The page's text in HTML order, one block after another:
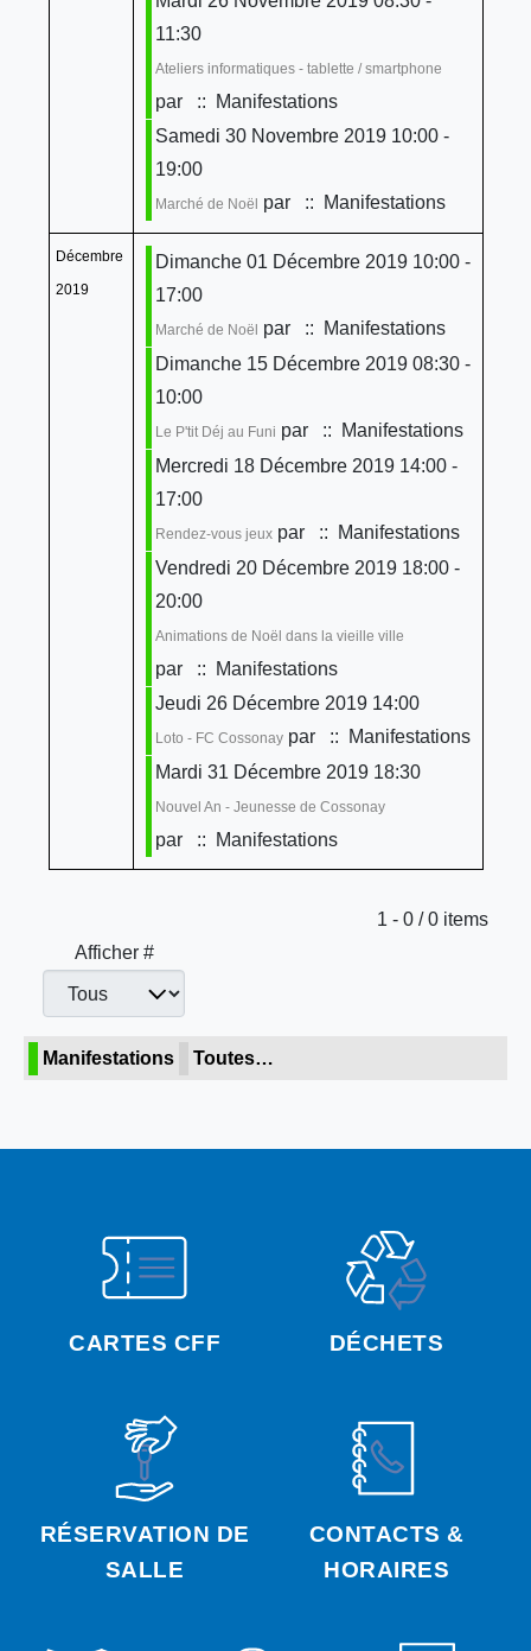
CARTES CFF DÉCHETS
RÉSERVATION DE
SALLE
CONTACTS &
HORAIRES
11:30
Ateliers informatiques - tablette / smartphone
par
:: Manifestations
Samedi 30 Novembre 2019 10:00 -
19:00
Marché de Noël par :: Manifestations
Décembre
2019
Dimanche 01 Décembre 2019 10:00 -
17:00
Marché de Noël par
:: Manifestations
Dimanche 15 Décembre 2019 08:30 -
10:00
Le P'tit Déj au Funi par
:: Manifestations
Mercredi 18 Décembre 2019 14:00 -
17:00
Rendez-vous jeuxpar
:: Manifestations
Vendredi 20 Décembre 2019 18:00 -
20:00
Animations de Noël dans la vieille ville
par
:: Manifestations
Jeudi 26 Décembre 2019 14:00
Loto - FC Cossonaypar
:: Manifestations
Mardi 31 Décembre 2019 18:30
Nouvel An - Jeunesse de Cossonay
par :: Manifestations
Limite de la pagination
1 - 0 / 0 items
Afficher #
Manifestations Toutes…